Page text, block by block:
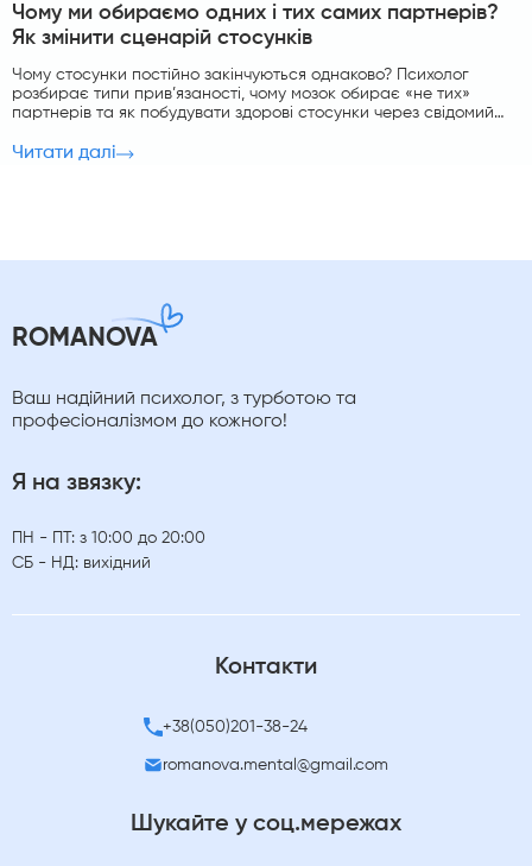
Чому ми обираємо одних і тих самих партнерів?
Як змінити сценарій стосунків
Чому стосунки постійно закінчуються однаково? Психолог
розбирає типи прив’язаності, чому мозок обирає «не тих»
партнерів та як побудувати здорові стосунки через свідомий
Читати далі
ROMANOVA
Ваш надійний психолог, з турботою та
професіоналізмом до кожного!
Я на звязку:
ПН - ПТ: з 10:00 до 20:00
СБ - НД: вихідний
Контакти
+38(050)201-38-24
romanova.mental@gmail.com
Шукайте у соц.мережах